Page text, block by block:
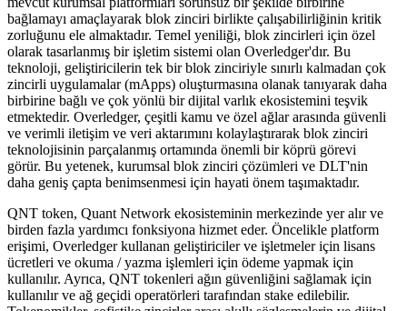
bağlamayı amaçlayarak blok zinciri birlikte çalışabilirliğinin kritik
zorluğunu ele almaktadır. Temel yeniliği, blok zincirleri için özel
olarak tasarlanmış bir işletim sistemi olan Overledger'dır. Bu
teknoloji, geliştiricilerin tek bir blok zinciriyle sınırlı kalmadan çok
zincirli uygulamalar (mApps) oluşturmasına olanak tanıyarak daha
birbirine bağlı ve çok yönlü bir dijital varlık ekosistemini teşvik
etmektedir. Overledger, çeşitli kamu ve özel ağlar arasında güvenli
ve verimli iletişim ve veri aktarımını kolaylaştırarak blok zinciri
teknolojisinin parçalanmış ortamında önemli bir köprü görevi
görür. Bu yetenek, kurumsal blok zinciri çözümleri ve DLT'nin
daha geniş çapta benimsenmesi için hayati önem taşımaktadır.
QNT token, Quant Network ekosisteminin merkezinde yer alır ve
birden fazla yardımcı fonksiyona hizmet eder. Öncelikle platform
erişimi, Overledger kullanan geliştiriciler ve işletmeler için lisans
ücretleri ve okuma / yazma işlemleri için ödeme yapmak için
kullanılır. Ayrıca, QNT tokenleri ağın güvenliğini sağlamak için
kullanılır ve ağ geçidi operatörleri tarafından stake edilebilir.